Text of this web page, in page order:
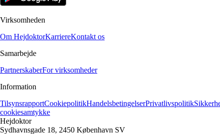
Virksomheden
Om HejdoktorKarriereKontakt os
Samarbejde
PartnerskaberFor virksomheder
Information
TilsynsrapportCookiepolitikHandelsbetingelserPrivatlivspolitik
cookiesamtykke
Hejdoktor
Sydhavnsgade 18, 2450 København SV